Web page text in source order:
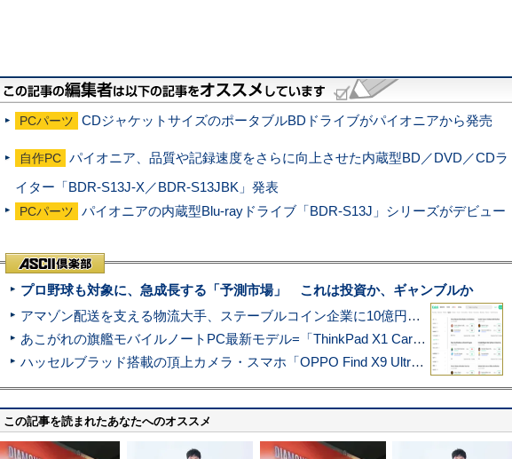
PCパーツ CDジャケットサイズのポータブルBDドライブがパイオニアから発売
自作PC パイオニア、品質や記録速度をさらに向上させた内蔵型BD／DVD／CDラ
イター「BDR-S13J-X／BDR-S13JBK」発表
PCパーツ パイオニアの内蔵型Blu-rayドライブ「BDR-S13J」シリーズがデビュー
プロ野球も対象に、急成長する「予測市場」 これは投資か、ギャンブルか
アマゾン配送を支える物流大手、ステーブルコイン企業に10億円投資のワケ
あこがれの旗艦モバイルノートPC最新モデル=「ThinkPad X1 Carbon Gen 14 Aura Edition」実機レビュー
ハッセルブラッド搭載の頂上カメラ・スマホ「OPPO Find X9 Ultra」実写レビュー=プロが本気で徹底撮影しました!!
この記事を読まれたあなたへのオススメ